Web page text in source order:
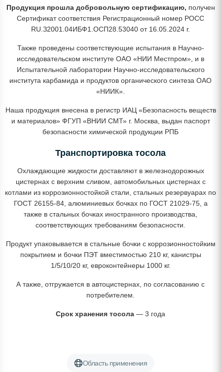
Продукция прошла добровольную сертификацию, получен
Сертификат соответствия Регистрационный номер РОСС
RU.З2001.04ИБФ1.ОСП28.53040 от 16.05.2024 г.
Также проведены соответствующие испытания в Научно-
исследовательском институте ОАО «НИИ Местпром», и в
Испытательной лаборатории Научно-исследовательского
института карбамида и продуктов органического синтеза ОАО
«НИИК».
Наша продукция внесена в регистр ИАЦ «Безопасность веществ
и материалов» ФГУП «ВНИИ СМТ» г. Москва, выдан паспорт
безопасности химической продукции РПБ
Транспортировка тосола
Охлаждающие жидкости доставляют в железнодорожных
цистернах с верхним сливом, автомобильных цистернах с
котлами из коррозионностойкой стали, стальных резервуарах по
ГОСТ 26155-84, алюминиевых бочках по ГОСТ 21029-75, а
также в стальных бочках иностранного производства,
соответствующих требованиям безопасности.
Продукт упаковывается в стальные бочки с коррозионностойким
покрытием и бочки ПЭТ вместимостью 210 кг, канистры
1/5/10/20 кг, евроконтейнеры 1000 кг.
А также, отгружается в автоцистернах, по согласованию с
потребителем.
Срок хранения тосола — 3 года
Область применения